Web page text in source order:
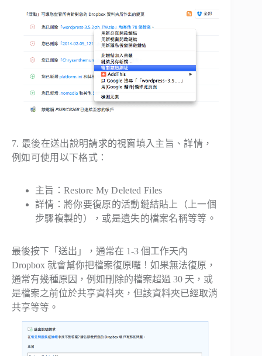
7. 最後在送出說明請求的視窗填入主旨、詳情，
例如可使用以下格式：
主旨：Restore My Deleted Files
詳情：將你要復原的活動鏈結貼上（上一個
步驟複製的），或是遺失的檔案名稱等等。
最後按下「送出」，通常在 1-3 個工作天內
Dropbox 就會幫你把檔案復原囉！如果無法復原，
通常有幾種原因，例如刪除的檔案超過 30 天，或
是檔案之前位於共享資料夾，但該資料夾已經取消
共享等等。